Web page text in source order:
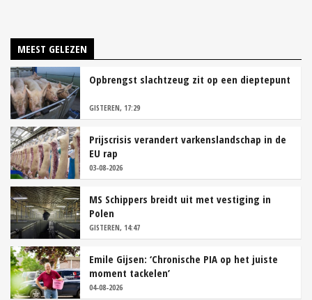
MEEST GELEZEN
Opbrengst slachtzeug zit op een dieptepunt
GISTEREN, 17:29
Prijscrisis verandert varkenslandschap in de
EU rap
03-08-2026
MS Schippers breidt uit met vestiging in
Polen
GISTEREN, 14:47
Emile Gijsen: ‘Chronische PIA op het juiste
moment tackelen’
04-08-2026